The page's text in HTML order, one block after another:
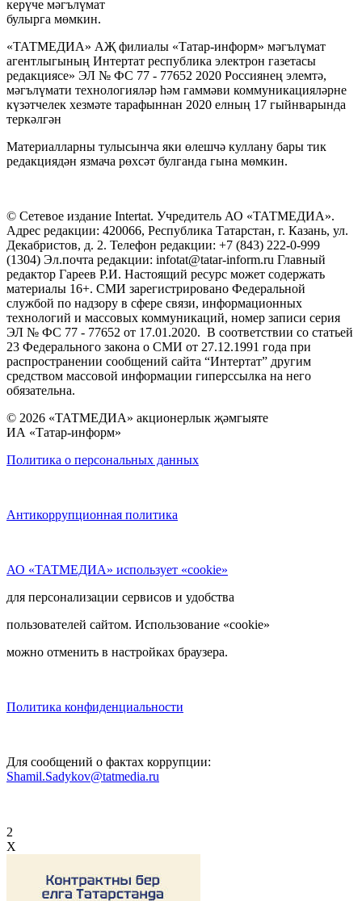
керүче мәгълүмат
булырга мөмкин.
«ТАТМЕДИА» АҖ филиалы «Татар-информ» мәгълүмат
агентлыгының Интертат республика электрон газетасы
редакциясе» ЭЛ № ФС 77 - 77652 2020 Россиянең элемтә,
мәгълүмати технологияләр һәм гаммәви коммуникацияләрне
күзәтчелек хезмәте тарафыннан 2020 елның 17 гыйнварында
теркәлгән
Материалларны тулысынча яки өлешчә куллану бары тик
редакциядән язмача рөхсәт булганда гына мөмкин.
© Сетевое издание Intertat. Учредитель АО «ТАТМЕДИА».
Адрес редакции: 420066, Республика Татарстан, г. Казань, ул.
Декабристов, д. 2. Телефон редакции: +7 (843) 222-0-999
(1304) Эл.почта редакции: infotat@tatar-inform.ru Главный
редактор Гареев Р.И. Настоящий ресурс может содержать
материалы 16+. СМИ зарегистрировано Федеральной
службой по надзору в сфере связи, информационных
технологий и массовых коммуникаций, номер записи серия
ЭЛ № ФС 77 - 77652 от 17.01.2020. В соответствии со статьей
23 Федерального закона о СМИ от 27.12.1991 года при
распространении сообщений сайта “Интертат” другим
средством массовой информации гиперссылка на него
обязательна.
© 2026 «ТАТМЕДИА» акционерлык җәмгыяте
ИА «Татар-информ»
Политика о персональных данных
Антикоррупционная политика
АО «ТАТМЕДИА» использует «cookie»
для персонализации сервисов и удобства
пользователей сайтом. Использование «cookie»
можно отменить в настройках браузера.
Политика конфиденциальности
Для сообщений о фактах коррупции:
Shamil.Sadykov@tatmedia.ru
2
X